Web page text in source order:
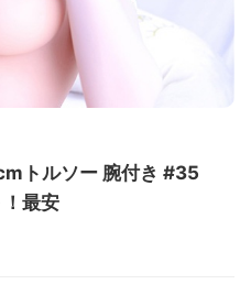
トルソー 腕付き #35
最安